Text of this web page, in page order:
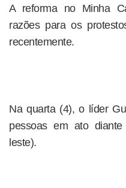
A reforma no Minha
razões para os
recentemente.
Na quarta (4), o líder
pessoas em ato
leste).